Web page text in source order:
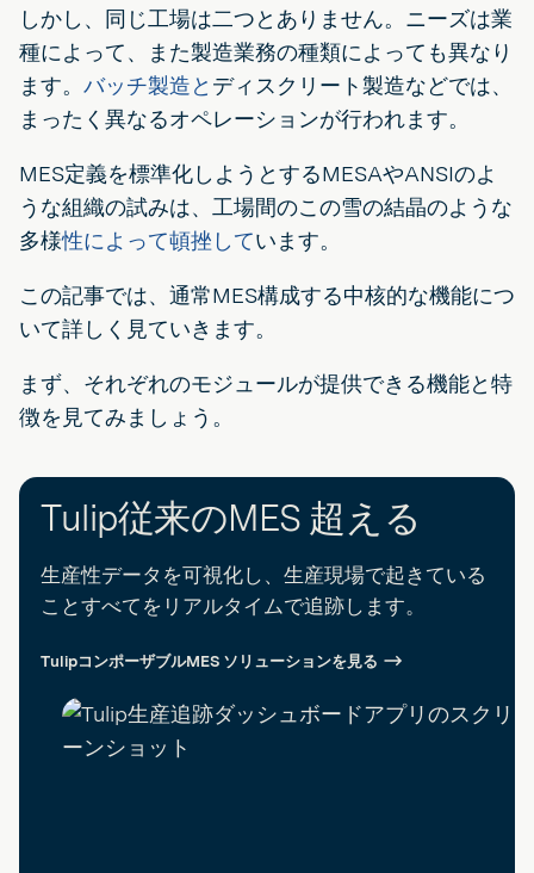
しかし、同じ工場は二つとありません。ニーズは業
種によって、また製造業務の種類によっても異なり
ます。 バッチ製造と ディスクリート製造などでは、
まったく異なるオペレーションが行われます。
MES定義を標準化しようとするMESAやANSIのよ
うな組織の試みは、工場間のこの雪の結晶のような
多様性によって頓挫しています。
この記事では、通常MES構成する中核的な機能につ
いて詳しく見ていきます。
まず、それぞれのモジュールが提供できる機能と特
徴を見てみましょう。
Tulip従来のMES 超える
生産性データを可視化し、生産現場で起きている
ことすべてをリアルタイムで追跡します。
TulipコンポーザブルMES ソリューションを見る